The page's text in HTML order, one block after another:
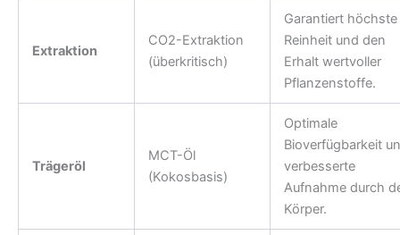
Extraktion
CO2-Extraktion
(überkritisch)
Garantiert höchste
Reinheit und den
Erhalt wertvoller
Pflanzenstoffe.
Trägeröl
MCT-Öl
(Kokosbasis)
Optimale
Bioverfügbarkeit
verbesserte
Aufnahme durch
Körper.